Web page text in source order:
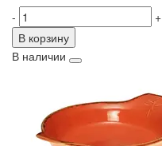
-
+
В корзину
В наличии